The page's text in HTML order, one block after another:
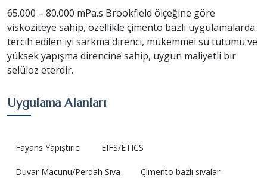
65.000 – 80.000 mPa.s Brookfield ölçeğine göre
viskoziteye sahip, özellikle çimento bazlı uygulamalarda
tercih edilen iyi sarkma direnci, mükemmel su tutumu ve
yüksek yapışma direncine sahip, uygun maliyetli bir
selüloz eterdir.
Uygulama Alanları
Fayans Yapıştırıcı EIFS/ETICS
Duvar Macunu/Perdah Sıva Çimento bazlı sıvalar